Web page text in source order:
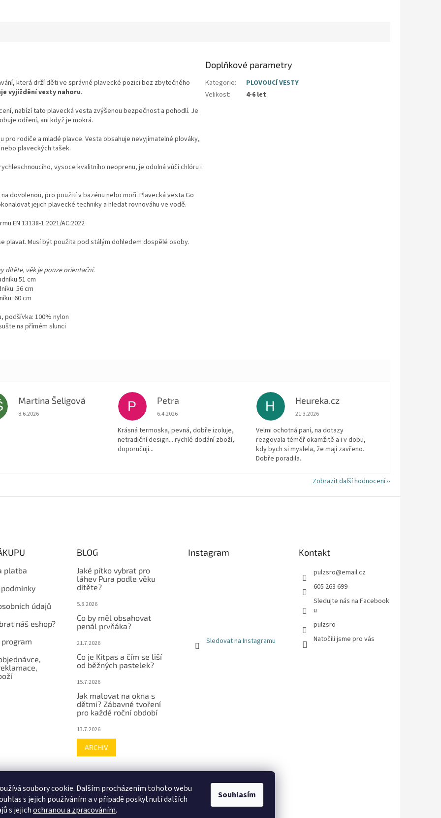
soubory cookie. Dalším procházením tohoto webu
s jejich používáním a v případě poskytnutí dalších
s jejichochranou a zpracováním.
Souhlasím
která drží děti ve správné plavecké pozici bez zbytečného
vyjíždění vesty nahoru.
nabízí tato plavecká vesta zvýšenou bezpečnost a pohodlí. Je
odření, ani když je mokrá.
rodiče a mladé plavce. Vesta obsahuje nevyjímatelné plováky,
plaveckých tašek.
vysoce kvalitního neoprenu, je odolná vůči chlóru i
dovolenou, pro použití v bazénu nebo moři. Plavecká vesta Go
jejich plavecké techniky a hledat rovnováhu ve vodě.
EN 13138-1:2021/AC:2022
plavat. Musí být použita pod stálým dohledem dospělé osoby.
dítěte, věk je pouze orientační.
51 cm
56 cm
60 cm
podšívka: 100% nylon
na přímém slunci
Doplňkové parametry
Kategorie:
PLOVOUCÍ VESTY
Velikost: 4-6 let
Martina Šeligová
Hodnocení obchodu je 5 z 5 hvězdiček.
8.6.2026
P Petra
Hodnocení obchodu je 5 z 5 hvězdiček.
6.4.2026
Krásná termoska, pevná, dobře izoluje,
netradiční design... rychlé dodání zboží,
doporučuji...
H Heureka.cz
Hodnocení obchodu je 5 z 5 hvězdiček.
21.3.2026
Velmi ochotná paní, na dotazy
reagovala téměř okamžitě a i v dobu,
kdy bych si myslela, že mají zavřeno.
Dobře poradila.
Zobrazit další hodnocení
platba
údajů
náš eshop?
BLOG
Jaké pítko vybrat pro
láhev Pura podle věku
dítěte?
5.8.2026
Co by měl obsahovat
penál prvňáka?
21.7.2026
Co je Kitpas a čím se liší
od běžných pastelek?
15.7.2026
Jak malovat na okna s
dětmi? Zábavné tvoření
pro každé roční období
13.7.2026
ARCHIV
Instagram
Sledovat na Instagramu
Kontakt
pulzsro@email.cz
605 263 699
Sledujte nás na Facebook
u
pulzsro
Natočili jsme pro vás